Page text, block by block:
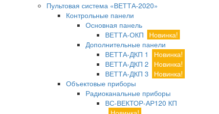
Пультовая система «ВЕТТА-2020»
Контрольные панели
Основная панель
ВЕТТА-ОКП
Новинка!
Дополнительные панели
ВЕТТА-ДКП 1
Новинка!
ВЕТТА-ДКП 2
Новинка!
ВЕТТА-ДКП 3
Новинка!
Объектовые приборы
Радиоканальные приборы
ВС-ВЕКТОР-АР120 КП